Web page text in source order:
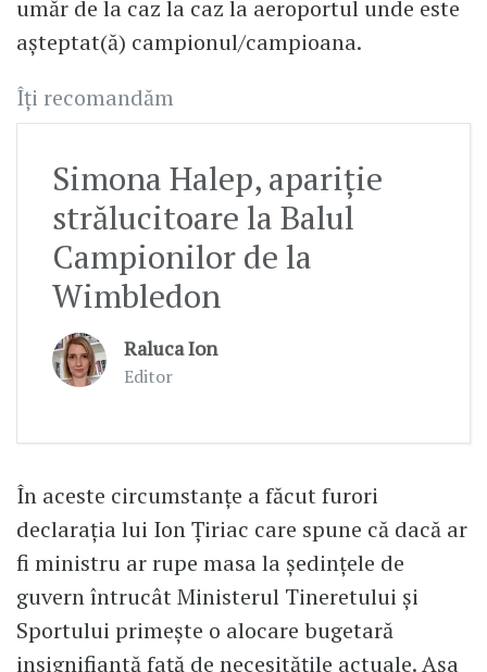
umăr de la caz la caz la aeroportul unde este
așteptat(ă) campionul/campioana.
Îți recomandăm
Simona Halep, apariție
strălucitoare la Balul
Campionilor de la
Wimbledon
Raluca Ion
Editor
În aceste circumstanțe a făcut furori
declarația lui Ion Țiriac care spune că dacă ar
fi ministru ar rupe masa la ședințele de
guvern întrucât Ministerul Tineretului și
Sportului primește o alocare bugetară
insignifiantă față de necesitățile actuale. Așa